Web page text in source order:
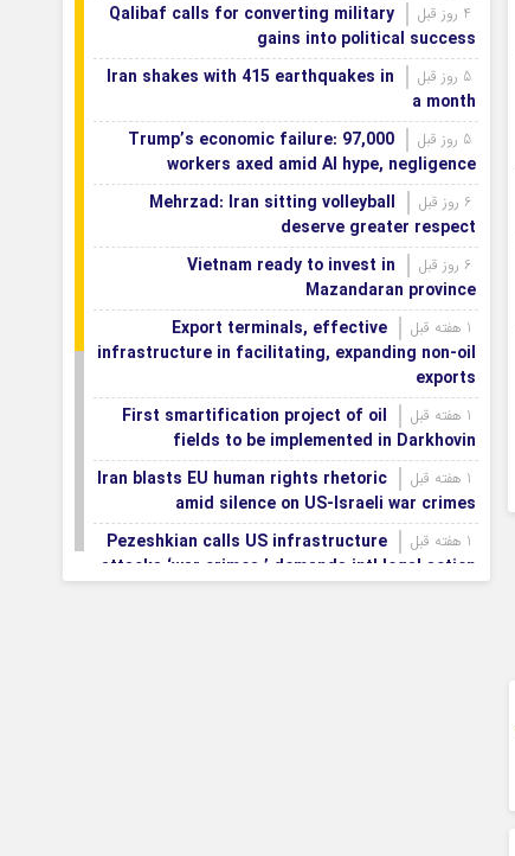
Qalibaf calls for converting military
gains into political success
Iran shakes with 415 earthquakes in
a month
Trump’s economic failure: 97,000
workers axed amid AI hype, negligence
Mehrzad: Iran sitting volleyball
deserve greater respect
Vietnam ready to invest in
Mazandaran province
Export terminals, effective
infrastructure in facilitating, expanding non-oil
exports
First smartification project of oil
fields to be implemented in Darkhovin
Iran blasts EU human rights rhetoric
amid silence on US-Israeli war crimes
Pezeshkian calls US infrastructure
attacks ‘war crimes,’ demands intl legal action